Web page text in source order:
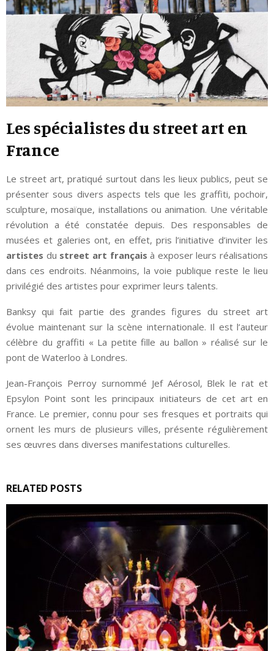
Les spécialistes du street art en
France
Le street art, pratiqué surtout dans les lieux publics, peut se
présenter sous divers aspects tels que les graffiti, pochoir,
sculpture, mosaïque, installations ou animation. Une véritable
révolution a été constatée depuis. Des responsables de
musées et galeries ont, en effet, pris l’initiative d’inviter les
artistes du street art français à exposer leurs réalisations
dans ces endroits. Néanmoins, la voie publique reste le lieu
privilégié des artistes pour exprimer leurs talents.
Banksy qui fait partie des grandes figures du street art
évolue maintenant sur la scène internationale. Il est l’auteur
célèbre du graffiti « La petite fille au ballon » réalisé sur le
pont de Waterloo à Londres.
Jean-François Perroy surnommé Jef Aérosol, Blek le rat et
Epsylon Point sont les principaux initiateurs de cet art en
France. Le premier, connu pour ses fresques et portraits qui
ornent les murs de plusieurs villes, présente régulièrement
ses œuvres dans diverses manifestations culturelles.
RELATED POSTS